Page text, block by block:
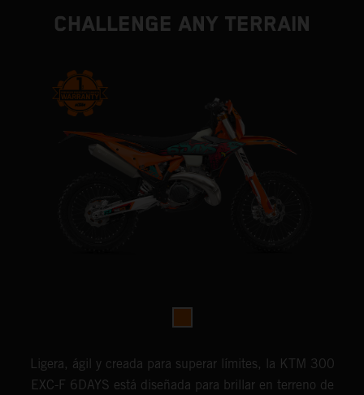
CHALLENGE ANY TERRAIN
Ligera, ágil y creada para superar límites, la KTM 300
EXC-F 6DAYS está diseñada para brillar en terreno de